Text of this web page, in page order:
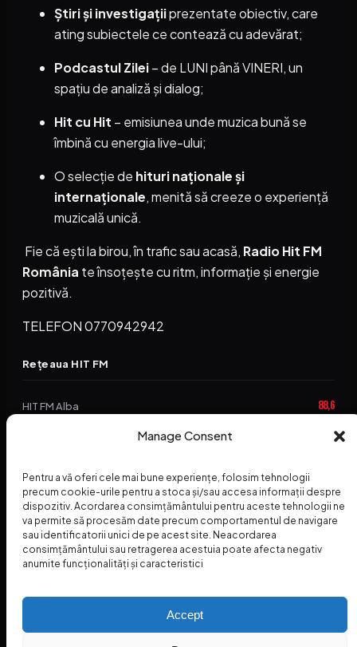
Manage Consent
Pentru a vă oferi cele mai bune experiențe, folosim tehnologii
precum cookie-urile pentru a stoca și/sau accesa informații despre
dispozitiv. Acordarea consimțământului pentru aceste tehnologii ne
va permite să procesăm date precum comportamentul de navigare
sau identificatorii unici de pe acest site. Neacordarea
consimțământului sau retragerea acestuia poate afecta negativ
anumite funcționalități și caracteristici
Accept
Știri și investigațiiprezentate obiectiv, care
ating subiectele ce contează cu adevărat;
Podcastul Zilei– de LUNI până VINERI, un
spațiu de analiză și dialog;
Hit cu Hit – emisiunea unde muzica bună se
îmbină cu energia live-ului;
O selecție de hituri naționale și
internaționale, menită să creeze o experiență
muzicală unică.
Fie că ești la birou, în trafic sau acasă, Radio Hit FM
România te însoțește cu ritm, informație și energie
pozitivă.
TELEFON 0770942942
Rețeaua HIT FM
HIT FM Alba 88,6
94,2
HIT FM Abrud 94,3
HIT FM Horezu 95,1
HIT FM Nehoiu 88,2